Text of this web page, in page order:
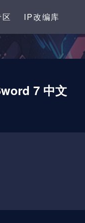
IP改编库
7 中文